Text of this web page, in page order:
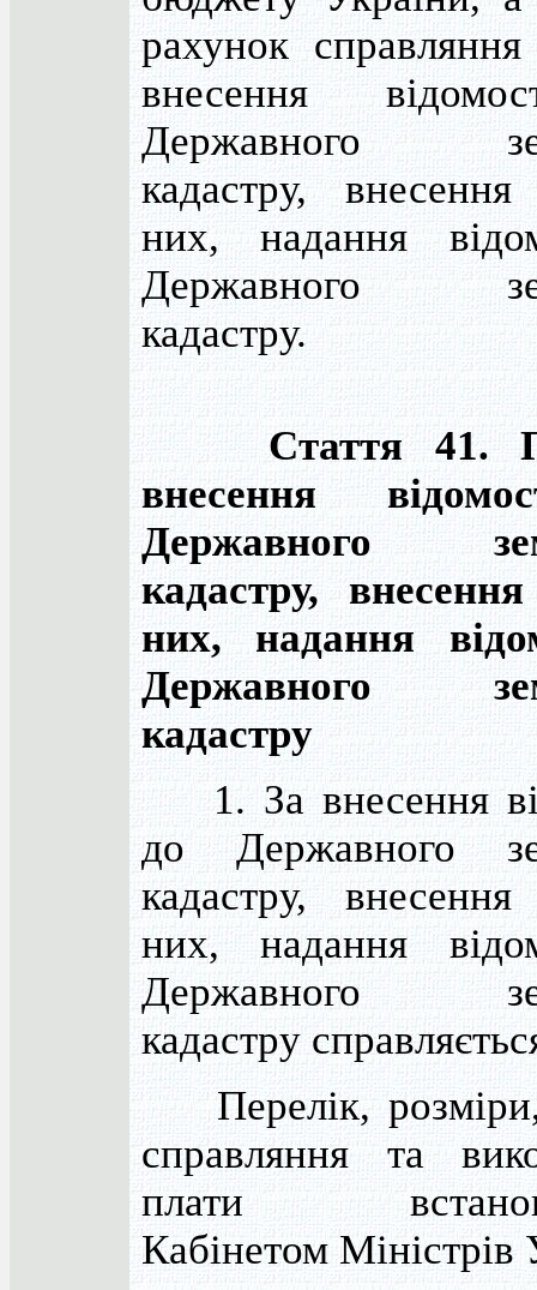
рахунок
внесення
Державного
кадастру,
них, надання
Державного
кадастру.
Стаття 41.
внесення
Державного
кадастру,
них, надання
Державного
кадастру
1. За внесення
до Державного
кадастру,
них, надання
Державного
кадастру
Перелік,
справляння та
плати
Кабінетом Міністрів